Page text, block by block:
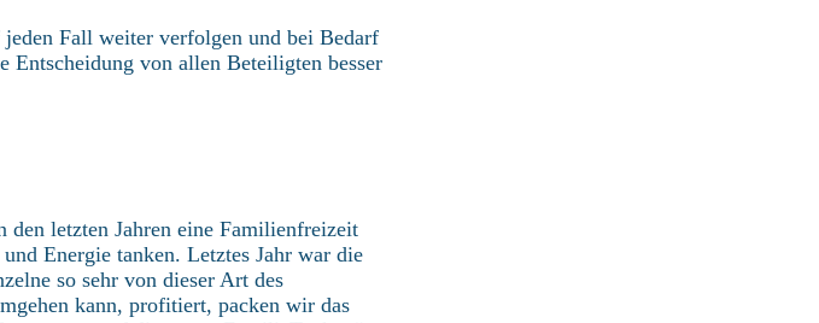
jeden Fall weiter verfolgen und bei Bedarf
Entscheidung von allen Beteiligten besser
letzten Jahren eine Familienfreizeit
Energie tanken. Letztes Jahr war die
so sehr von dieser Art des
kann, profitiert, packen wir das